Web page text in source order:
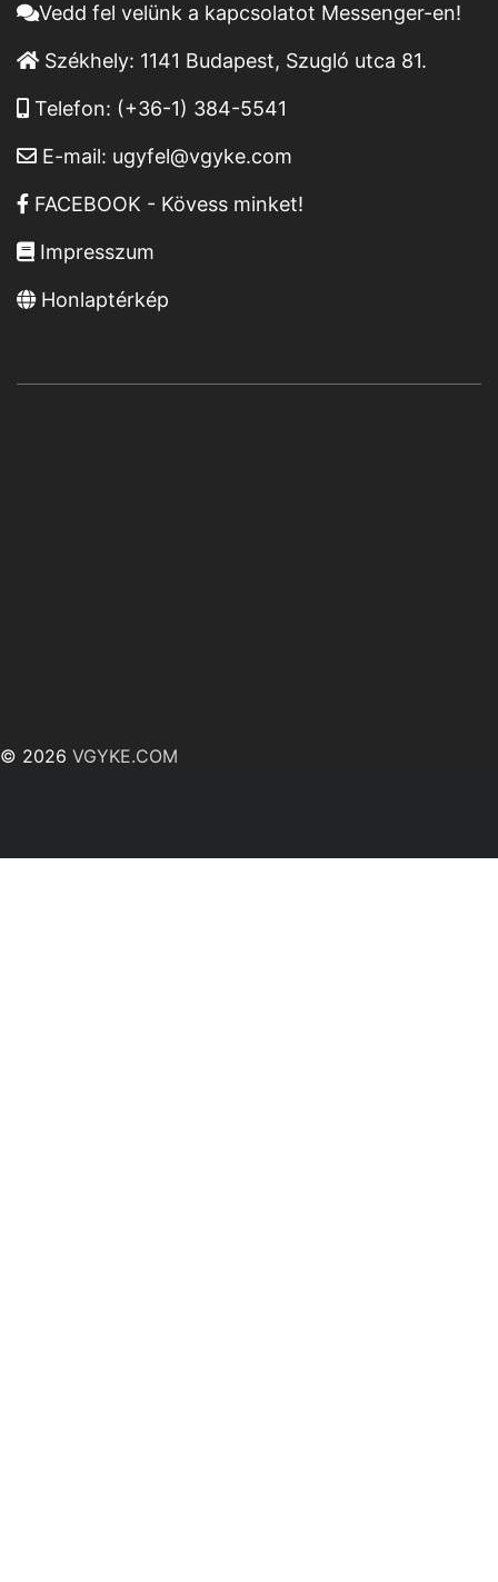
Vedd fel velünk a kapcsolatot Messenger-en!
Székhely: 1141 Budapest, Szugló utca 81.
Telefon: (+36-1) 384-5541
E-mail: ugyfel@vgyke.com
FACEBOOK - Kövess minket!
Impresszum
Honlaptérkép
© 2026 VGYKE.COM